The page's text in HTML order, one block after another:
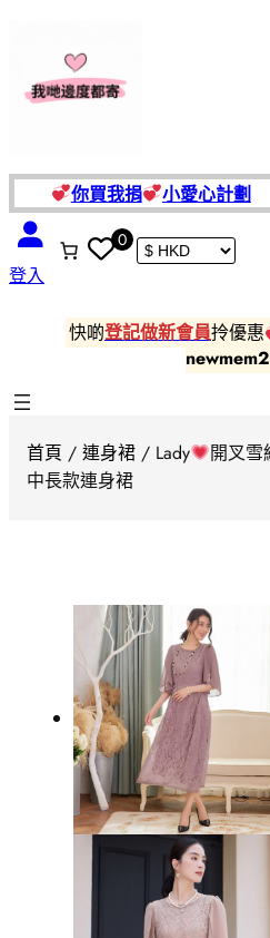
你買我捐 小愛心計劃
登入
0
快啲登記做新會員拎優惠
首頁 / 連身裙 / Lady
開叉雪
中長款連身裙